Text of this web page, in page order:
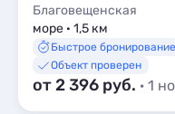
Благовещенская
море · 1,5 км
Быстрое бронирование
Объект проверен
от 2 396 руб. · 1